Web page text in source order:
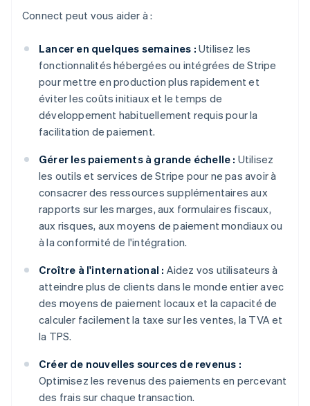
Connect peut vous aider à :
Lancer en quelques semaines : Utilisez les
fonctionnalités hébergées ou intégrées de Stripe
pour mettre en production plus rapidement et
éviter les coûts initiaux et le temps de
développement habituellement requis pour la
facilitation de paiement.
Gérer les paiements à grande échelle : Utilisez
les outils et services de Stripe pour ne pas avoir à
consacrer des ressources supplémentaires aux
rapports sur les marges, aux formulaires fiscaux,
aux risques, aux moyens de paiement mondiaux ou
à la conformité de l'intégration.
Croître à l'international : Aidez vos utilisateurs à
atteindre plus de clients dans le monde entier avec
des moyens de paiement locaux et la capacité de
calculer facilement la taxe sur les ventes, la TVA et
la TPS.
Créer de nouvelles sources de revenus :
Optimisez les revenus des paiements en percevant
des frais sur chaque transaction.